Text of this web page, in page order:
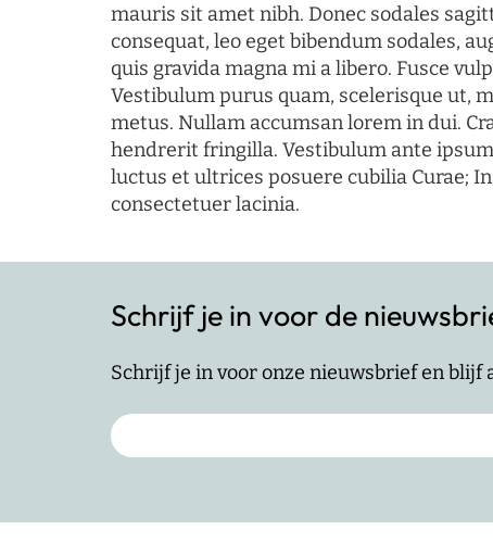
mauris sit amet nibh. Donec sodales
consequat, leo eget bibendum sodales,
quis gravida magna mi a libero. Fusce
Vestibulum purus quam, scelerisque ut,
metus. Nullam accumsan lorem in dui.
hendrerit fringilla. Vestibulum ante
luctus et ultrices posuere cubilia Curae;
consectetuer lacinia.
Schrijf je in voor de
Schrijf je in voor onze nieuwsbrief en blijf